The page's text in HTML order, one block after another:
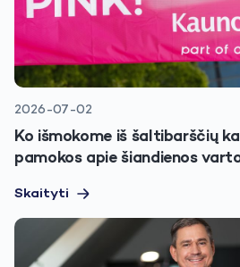
2026-07-02
Ko išmokome iš šaltibarščių
pamokos apie šiandienos
Skaityti